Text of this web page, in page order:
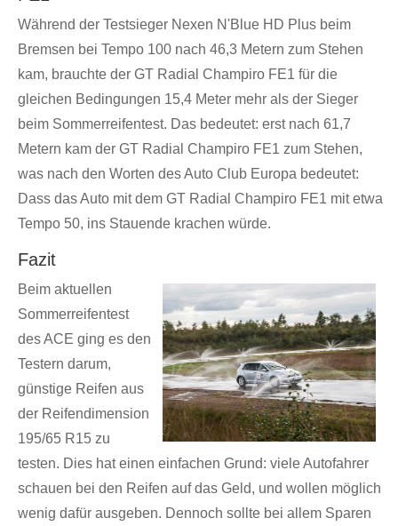
Während der Testsieger Nexen N'Blue HD Plus beim
Bremsen bei Tempo 100 nach 46,3 Metern zum Stehen
kam, brauchte der GT Radial Champiro FE1 für die
gleichen Bedingungen 15,4 Meter mehr als der Sieger
beim Sommerreifentest. Das bedeutet: erst nach 61,7
Metern kam der GT Radial Champiro FE1 zum Stehen,
was nach den Worten des Auto Club Europa bedeutet:
Dass das Auto mit dem GT Radial Champiro FE1 mit etwa
Tempo 50, ins Stauende krachen würde.
Fazit
Beim aktuellen
Sommerreifentest
des ACE ging es den
Testern darum,
günstige Reifen aus
der Reifendimension
195/65 R15 zu
testen. Dies hat einen einfachen Grund: viele Autofahrer
schauen bei den Reifen auf das Geld, und wollen möglich
wenig dafür ausgeben. Dennoch sollte bei allem Sparen